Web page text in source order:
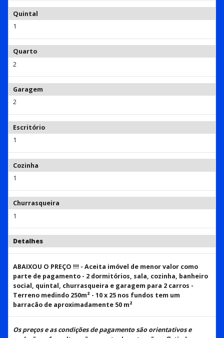
Quintal
1
Quarto
2
Garagem
2
Escritório
1
Cozinha
1
Churrasqueira
1
Detalhes
ABAIXOU O PREÇO !!! - Aceita imóvel de menor valor como
parte de pagamento - 2 dormitórios, sala, cozinha, banheiro
social, quintal, churrasqueira e garagem para 2 carros -
Terreno medindo 250m² - 10 x 25 nos fundos tem um
barracão de aproximadamente 50 m²
Os preços e as condições de pagamento são orientativos e